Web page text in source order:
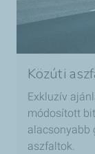
Közúti
Exkluzív
módosított
alacsonyabb
aszfaltok.